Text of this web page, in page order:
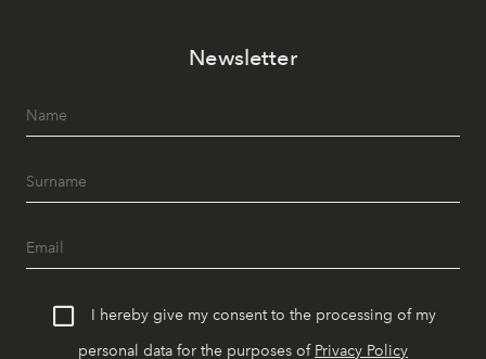
Newsletter
I hereby give my consent to the processing of my
personal data for the purposes of Privacy Policy